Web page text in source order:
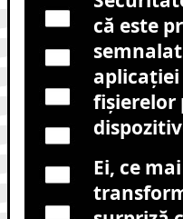
că este
fișierelor
Ei, ce